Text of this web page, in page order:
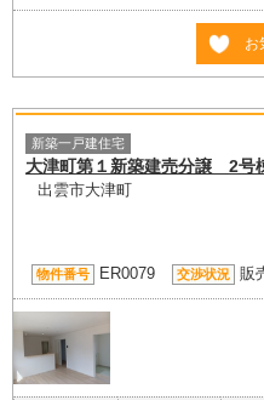
お
新築一戸建住宅
大津町第１新築建売分譲 2
出雲市大津町
物件番号 ER0079 交渉状況 販